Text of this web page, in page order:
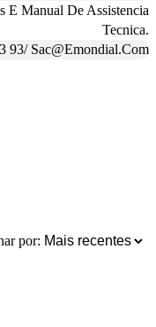
E Manual De Assistencia
Tecnica.
93/ Sac@Emondial.Com
por: